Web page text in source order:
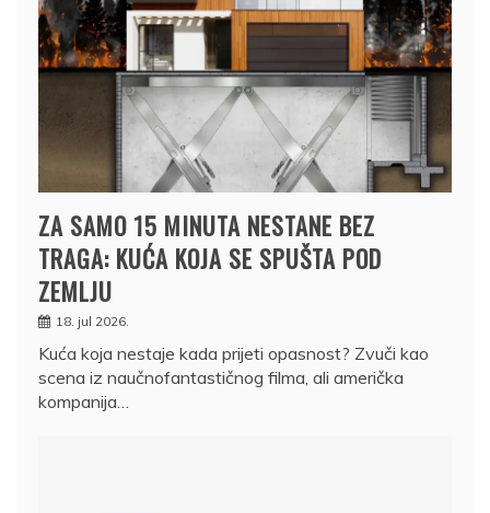
ZA SAMO 15 MINUTA NESTANE BEZ
TRAGA: KUĆA KOJA SE SPUŠTA POD
ZEMLJU
18. jul 2026.
Kuća koja nestaje kada prijeti opasnost? Zvuči kao
scena iz naučnofantastičnog filma, ali američka
kompanija…